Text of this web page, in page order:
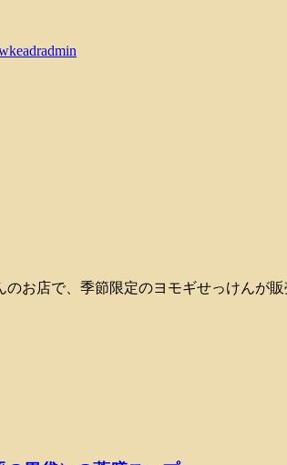
のお店で、季節限定のヨモギせっけんが